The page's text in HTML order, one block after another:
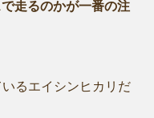
走るのかが一番の注
るエイシンヒカリだ